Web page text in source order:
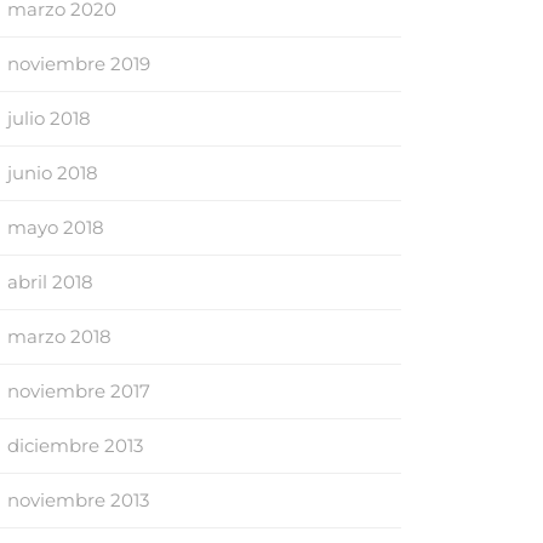
marzo 2020
noviembre 2019
julio 2018
junio 2018
mayo 2018
abril 2018
marzo 2018
noviembre 2017
diciembre 2013
noviembre 2013